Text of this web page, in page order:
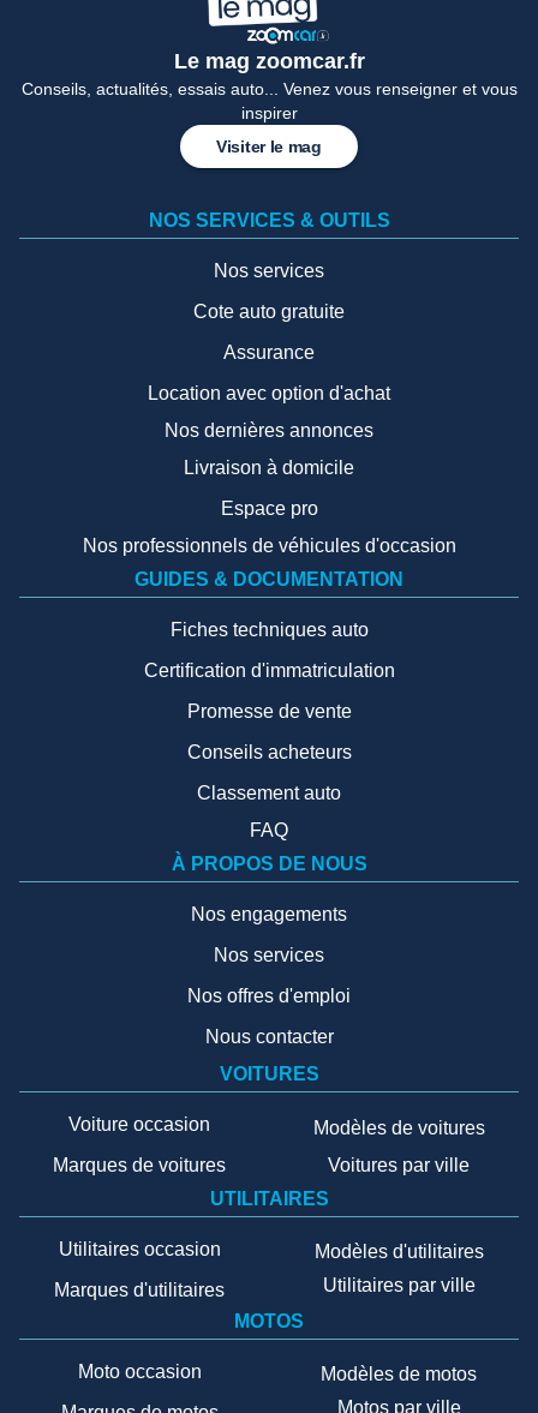
Le mag zoomcar.fr
Conseils, actualités, essais auto... Venez vous renseigner et vous
inspirer
Visiter le mag
NOS SERVICES & OUTILS
Nos services
Cote auto gratuite
Assurance
Location avec option d'achat
Nos dernières annonces
Livraison à domicile
Espace pro
Nos professionnels de véhicules d'occasion
GUIDES & DOCUMENTATION
Fiches techniques auto
Certification d'immatriculation
Promesse de vente
Conseils acheteurs
Classement auto
FAQ
À PROPOS DE NOUS
Nos engagements
Nos services
Nos offres d'emploi
Nous contacter
VOITURES
Voiture occasion
Marques de voitures
Modèles de voitures
Voitures par ville
UTILITAIRES
Utilitaires occasion
Marques d'utilitaires
Modèles d'utilitaires
Utilitaires par ville
MOTOS
Moto occasion
Modèles de motos
Motos par ville